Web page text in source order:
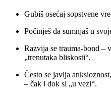
Gubiš osećaj sopstvene
Počinješ da sumnjaš u
Razvija se trauma-bond –
„trenutaka bliskosti“.
Često se javlja
– čak i dok si „u vezi“.